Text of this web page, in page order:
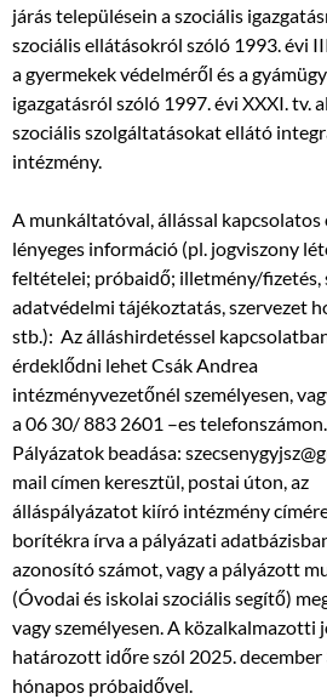
járás településein a szociális
szociális ellátásokról szóló 1993. évi
a gyermekek védelméről és a
igazgatásról szóló 1997. évi XXXI. tv.
szociális szolgáltatásokat ellátó
intézmény.
A munkáltatóval, állással kapcsolatos
lényeges információ (pl. jogviszony
feltételei; próbaidő; illetmény/fizetés,
adatvédelmi tájékoztatás, szervezet
stb.): Az álláshirdetéssel
érdeklődni lehet Csák Andrea
intézményvezetőnél személyesen,
a 06 30/ 883 2601 –es telefonszámon.
Pályázatok beadása:
mail címen keresztül, postai úton, az
álláspályázatot kiíró intézmény
borítékra írva a pályázati
azonosító számot, vagy a pályázott
(Óvodai és iskolai szociális segítő)
vagy személyesen. A közalkalmazotti
határozott időre szól 2025. december
hónapos próbaidővel.